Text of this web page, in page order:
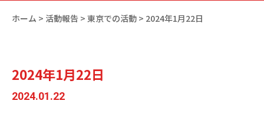
ホーム > 活動報告 > 東京での活動 > 2024年1月22日
2024年1月22日
2024.01.22